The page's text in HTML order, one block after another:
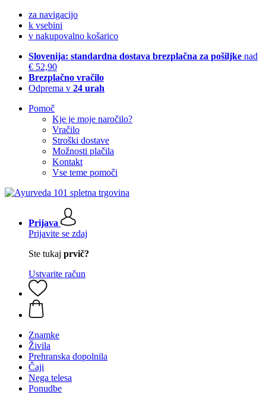
za navigacijo
k vsebini
v nakupovalno košarico
Slovenija: standardna dostava brezplačna za pošiljke nad
€ 52,90
Brezplačno vračilo
Odprema v 24 urah
Pomoč
Kje je moje naročilo?
Vračilo
Stroški dostave
Možnosti plačila
Kontakt
Vse teme pomoči
Prijava
Prijavite se zdaj
Ste tukaj prvič?
Ustvarite račun
Znamke
Živila
Prehranska dopolnila
Čaji
Nega telesa
Ponudbe